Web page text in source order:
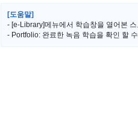
[도움말]
- [e-Library]메뉴에서 학습창을 열어본
- Portfolio: 완료한 녹음 학습을 확인 할